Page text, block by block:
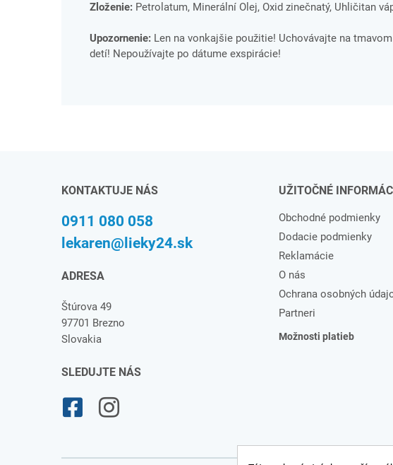
Zloženie: Petrolatum, Minerální Olej, Oxid zinečnatý, Uhličitan
Upozornenie: Len na vonkajšie použitie! Uchovávajte na
detí! Nepoužívajte po dátume exspirácie!
KONTAKTUJE NÁS
0911 080 058
lekaren@lieky24.sk
ADRESA
Štúrova 49
97701 Brezno
Slovakia
SLEDUJTE NÁS
UŽITOČNÉ
Obchodné podmienky
Dodacie podmienky
Reklamácie
O nás
Ochrana osobných
Partneri
Možnosti platieb